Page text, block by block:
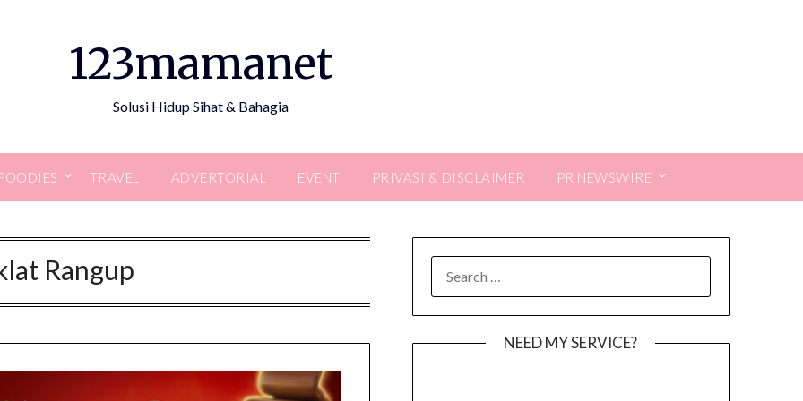
123mamanet
Solusi Hidup Sihat & Bahagia
TRAVEL ADVERTORIAL EVENT PRIVASI & DISCLAIMER PR NEWSWIRE
Rangup
FOR:
NEED MY SERVICE?